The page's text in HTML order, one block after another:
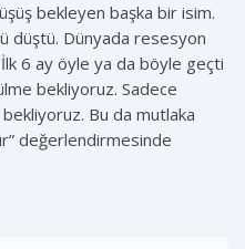
bekleyen başka bir isim.
düştü. Dünyada resesyon
6 ay öyle ya da böyle geçti
bekliyoruz. Sadece
Bu da mutlaka
değerlendirmesinde